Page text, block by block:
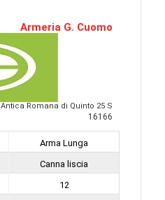
Armeria G. Cuomo
Antica Romana di Quinto 25 S
16166
Arma Lunga
Canna liscia
12